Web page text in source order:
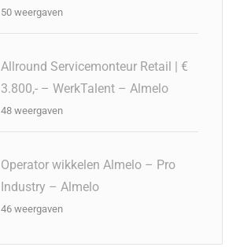
50 weergaven
Allround Servicemonteur Retail | €
3.800,- – WerkTalent – Almelo
48 weergaven
Operator wikkelen Almelo – Pro
Industry – Almelo
46 weergaven